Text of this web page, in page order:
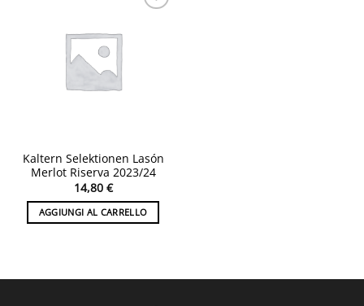
Kaltern Selektionen Lasón
Merlot Riserva 2023/24
14,80 €
AGGIUNGI AL CARRELLO